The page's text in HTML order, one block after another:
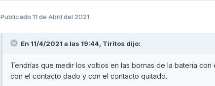
Publicado 11 de Abril del 2021
En 11/4/2021 a las 19:44, Tiritos dijo:
Tendrías que medir los voltios en las bornas de la bateria
con el contacto dado y con el contacto quitado.